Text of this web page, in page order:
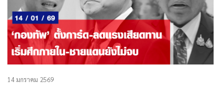
14 มกราคม 2569